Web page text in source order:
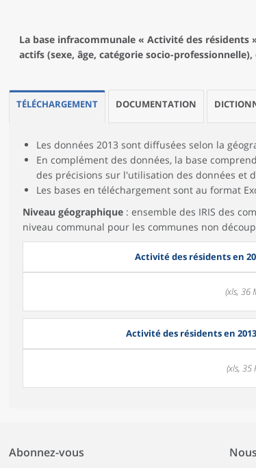
La base infracommunale « Activité des
actifs (sexe, âge, catégorie socio-
TÉLÉCHARGEMENT DOCUMENTATION
Les données 2013 sont diffusées selon la
En complément des données, la base
des précisions sur l'utilisation des données et
Les bases en téléchargement sont au format
Niveau géographique : ensemble des IRIS des
niveau communal pour les communes non
Activité des résidents en
(xls, 36
Activité des résidents en
(xls, 35
Abonnez-vous